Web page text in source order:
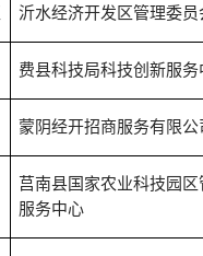
沂水经济开发区管理委员
费县科技局科技创新服务
蒙阴经开招商服务有限公
莒南县国家农业科技园区
服务中心